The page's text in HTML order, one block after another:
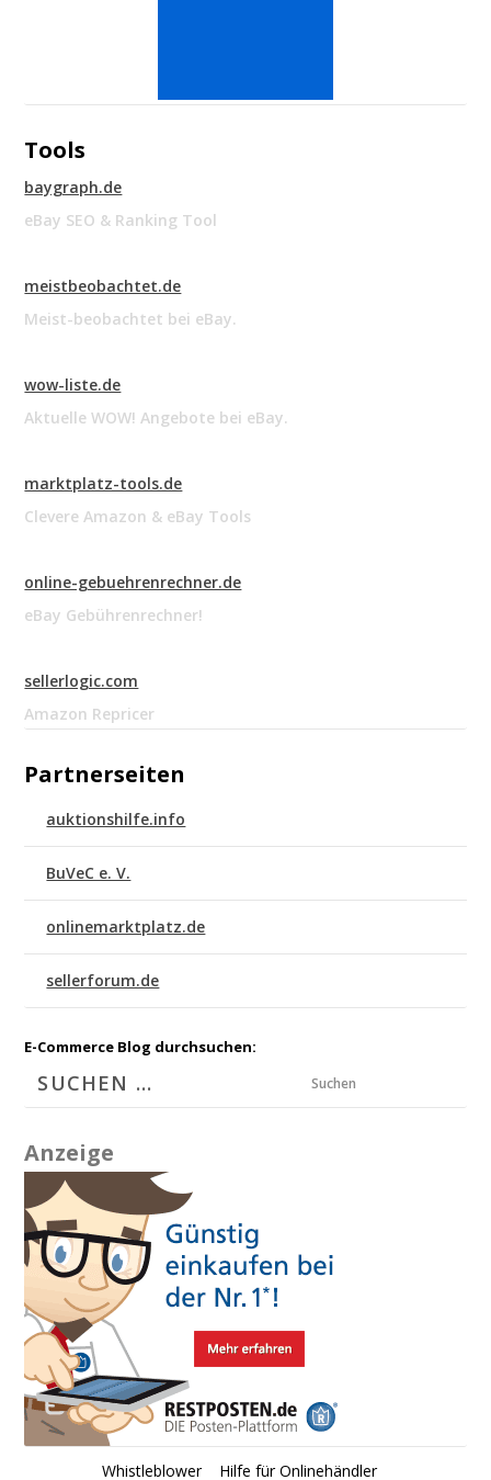
Tools
baygraph.de
eBay SEO & Ranking Tool
meistbeobachtet.de
Meist-beobachtet bei eBay.
wow-liste.de
Aktuelle WOW! Angebote bei eBay.
marktplatz-tools.de
Clevere Amazon & eBay Tools
online-gebuehrenrechner.de
eBay Gebührenrechner!
sellerlogic.com
Amazon Repricer
Partnerseiten
auktionshilfe.info
BuVeC e. V.
onlinemarktplatz.de
sellerforum.de
E-Commerce Blog durchsuchen:
Suchen
Anzeige
Whistleblower Hilfe für Onlinehändler